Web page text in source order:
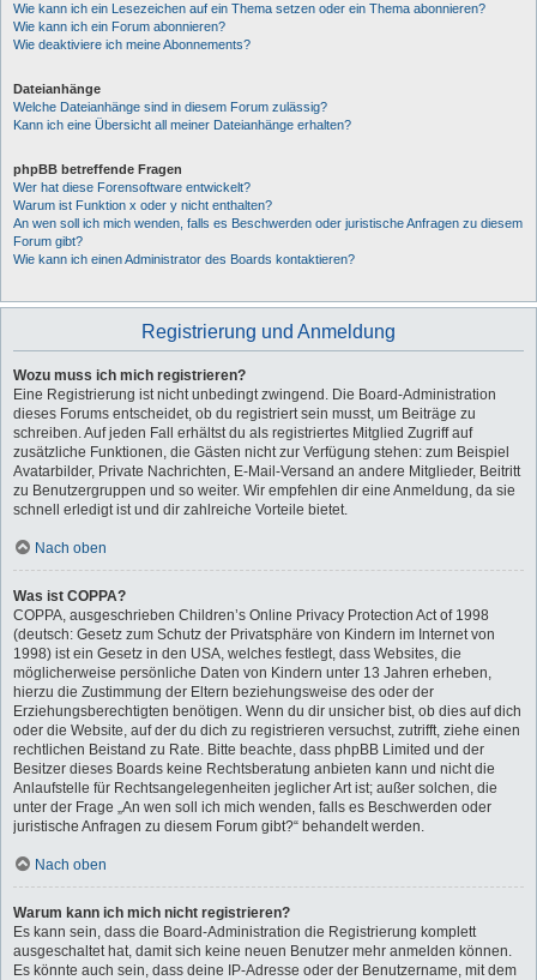
Wie kann ich ein Lesezeichen auf ein Thema setzen oder ein Thema abonnieren?
Wie kann ich ein Forum abonnieren?
Wie deaktiviere ich meine Abonnements?
Dateianhänge
Welche Dateianhänge sind in diesem Forum zulässig?
Kann ich eine Übersicht all meiner Dateianhänge erhalten?
phpBB betreffende Fragen
Wer hat diese Forensoftware entwickelt?
Warum ist Funktion x oder y nicht enthalten?
An wen soll ich mich wenden, falls es Beschwerden oder juristische Anfragen zu diesem
Forum gibt?
Wie kann ich einen Administrator des Boards kontaktieren?
Registrierung und Anmeldung
Wozu muss ich mich registrieren?
Eine Registrierung ist nicht unbedingt zwingend. Die Board-Administration
dieses Forums entscheidet, ob du registriert sein musst, um Beiträge zu
schreiben. Auf jeden Fall erhältst du als registriertes Mitglied Zugriff auf
zusätzliche Funktionen, die Gästen nicht zur Verfügung stehen: zum Beispiel
Avatarbilder, Private Nachrichten, E-Mail-Versand an andere Mitglieder, Beitritt
zu Benutzergruppen und so weiter. Wir empfehlen dir eine Anmeldung, da sie
schnell erledigt ist und dir zahlreiche Vorteile bietet.
Nach oben
Was ist COPPA?
COPPA, ausgeschrieben Children’s Online Privacy Protection Act of 1998
(deutsch: Gesetz zum Schutz der Privatsphäre von Kindern im Internet von
1998) ist ein Gesetz in den USA, welches festlegt, dass Websites, die
möglicherweise persönliche Daten von Kindern unter 13 Jahren erheben,
hierzu die Zustimmung der Eltern beziehungsweise des oder der
Erziehungsberechtigten benötigen. Wenn du dir unsicher bist, ob dies auf dich
oder die Website, auf der du dich zu registrieren versuchst, zutrifft, ziehe einen
rechtlichen Beistand zu Rate. Bitte beachte, dass phpBB Limited und der
Besitzer dieses Boards keine Rechtsberatung anbieten kann und nicht die
Anlaufstelle für Rechtsangelegenheiten jeglicher Art ist; außer solchen, die
unter der Frage „An wen soll ich mich wenden, falls es Beschwerden oder
juristische Anfragen zu diesem Forum gibt?“ behandelt werden.
Nach oben
Warum kann ich mich nicht registrieren?
Es kann sein, dass die Board-Administration die Registrierung komplett
ausgeschaltet hat, damit sich keine neuen Benutzer mehr anmelden können.
Es könnte auch sein, dass deine IP-Adresse oder der Benutzername, mit dem